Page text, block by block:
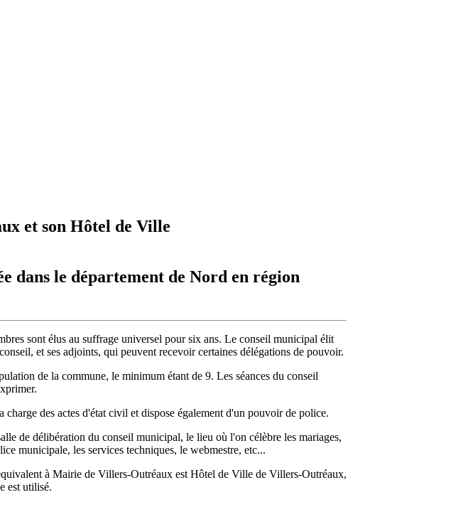
et son Hôtel de Ville
dans le département de Nord en région
sont élus au suffrage universel pour six ans. Le conseil municipal élit
et ses adjoints, qui peuvent recevoir certaines délégations de pouvoir.
de la commune, le minimum étant de 9. Les séances du conseil
des actes d'état civil et dispose également d'un pouvoir de police.
de délibération du conseil municipal, le lieu où l'on célèbre les mariages,
municipale, les services techniques, le webmestre, etc...
à Mairie de Villers-Outréaux est Hôtel de Ville de Villers-Outréaux,
est utilisé.